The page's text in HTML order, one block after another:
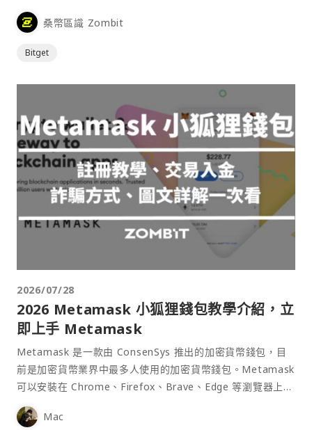
桑幣區識 Zombit
Bitget
2026/07/28
2026 Metamask 小狐狸錢包教學介紹，立
即上手 Metamask
Metamask 是一款由 ConsenSys 推出的加密貨幣錢包，目
前是加密貨幣業界中最多人使用的加密貨幣錢包。Metamask
可以安裝在 Chrome、Firefox、Brave、Edge 等瀏覽器上作
為插件使用，具備許多功能且使用上非常方便。
Mac